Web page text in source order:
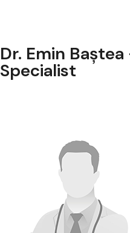
Dr. Emin
Specialist